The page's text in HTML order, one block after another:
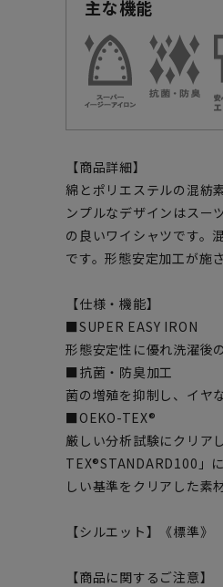
主な機能
【商品詳細】
綿とポリエステルの混紡
ンプルなデザインはスー
の良いワイシャツです。
です。形態安定加工が施
【仕様・機能】
■SUPER EASY IRON
形態安定性に優れ洗濯後
■抗菌・防臭加工
菌の増殖を抑制し、イヤ
■OEKO-TEX®
厳しい分析試験にクリア
TEX®STANDARD100」
しい基準をクリアした素
【シルエット】《標準
【商品に関するご注意】